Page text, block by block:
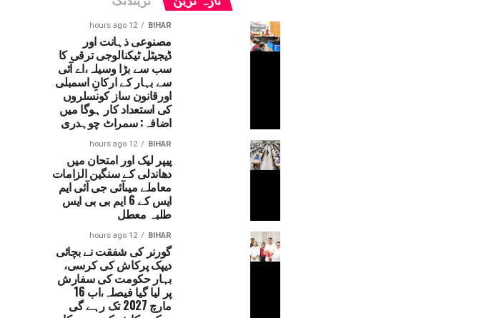
BIHAR
12 hours ago
مصنوعی ذہانت اور
ڈیجیٹل ٹیکنالوجی ترقی کا
سب سے بڑا وسیلہ،اے آئی
سے بہار کے ارکانِ اسمبلی
اورقانون ساز کونسلروں
کی استعداد کار ہوگا میں
اضافہ: سمراٹ چوہدری
BIHAR
12 hours ago
پیپر لیک اور امتحان میں
دھاندلی کے سنگین الزامات
معاملے میںآئی جی آئی ایم
ایس کے 6 ایم بی بی ایس
طلبہ معطل
BIHAR
12 hours ago
گورنر کی شفقت نے بچائی
دیپک پرکاش کی کرسی،
بہار حکومت کی سفارش
پر لیا گیا فیصلہ،اب 16
مارچ 2027 تک رہے گی